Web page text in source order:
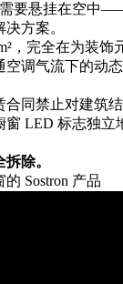
需要悬挂在空
方案。
，完全在为装
空调气流下的
同禁止对建筑
LED 标志独
除。
Sostron 产品